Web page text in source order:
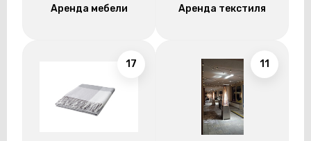
Аренда мебели Аренда текстиля
17 11